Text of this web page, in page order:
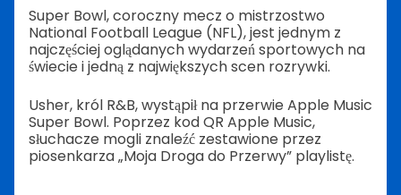
Super Bowl, coroczny mecz o mistrzostwo
National Football League (NFL), jest jednym z
najczęściej oglądanych wydarzeń sportowych na
świecie i jedną z największych scen rozrywki.
Usher, król R&B, wystąpił na przerwie Apple Music
Super Bowl. Poprzez kod QR Apple Music,
słuchacze mogli znaleźć zestawione przez
piosenkarza „Moja Droga do Przerwy” playlistę.